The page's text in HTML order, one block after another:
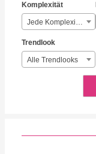
Komplexität
Jede Komplexität
Trendlook
Alle Trendlooks